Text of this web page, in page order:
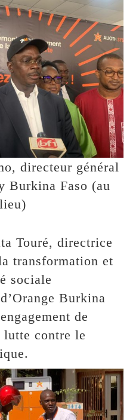
directeur général
Burkina Faso (au
Touré, directrice
transformation et
sociale
Burkina
de
lutte contre le